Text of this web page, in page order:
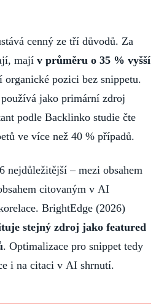
cenný ze tří důvodů. Za
mají v průměru o 35 % vyšší
organické pozici bez snippetu.
jako primární zdroj
podle Backlinko studie čte
ve více než 40 % případů.
nejdůležitější – mezi obsahem
citovaným v AI
BrightEdge (2026)
stejný zdroj jako featured
. Optimalizace pro snippet tedy
i na citaci v AI shrnutí.